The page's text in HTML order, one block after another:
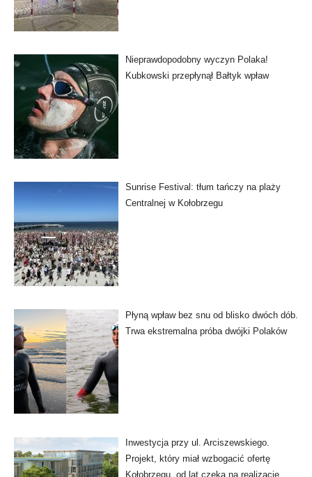
Nieprawdopodobny wyczyn Polaka!
Kubkowski przepłynął Bałtyk wpław
Sunrise Festival: tłum tańczy na plaży
Centralnej w Kołobrzegu
Płyną wpław bez snu od blisko dwóch dób.
Trwa ekstremalna próba dwójki Polaków
Inwestycja przy ul. Arciszewskiego.
Projekt, który miał wzbogacić ofertę
Kołobrzegu, od lat czeka na realizację